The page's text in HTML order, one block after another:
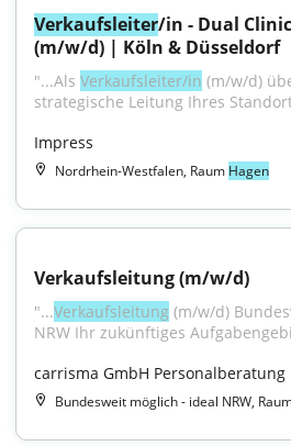
Verkaufsleiter/in - Dual
(m/w/d) | Köln & Düsseldorf
"...Als Verkaufsleiter/in (m/w/d)
strategische Leitung Ihres
Impress
Nordrhein-Westfalen, Raum Hagen
Verkaufsleitung (m/w/d)
"...Verkaufsleitung (m/w/d)
NRW Ihr zukünftiges
carrisma GmbH Personalberatung
Bundesweit möglich - ideal NRW,